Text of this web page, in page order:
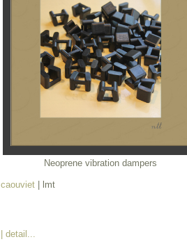
Neoprene vibration dampers
caouviet | lmt
| detail...